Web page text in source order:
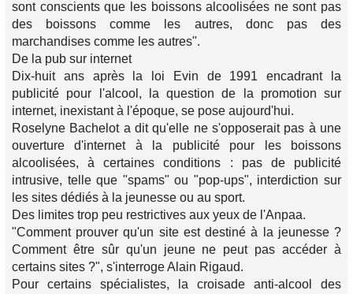
sont conscients que les boissons alcoolisées ne sont pas
des boissons comme les autres, donc pas des
marchandises comme les autres".
De la pub sur internet
Dix-huit ans après la loi Evin de 1991 encadrant la
publicité pour l'alcool, la question de la promotion sur
internet, inexistant à l'époque, se pose aujourd'hui.
Roselyne Bachelot a dit qu'elle ne s'opposerait pas à une
ouverture d'internet à la publicité pour les boissons
alcoolisées, à certaines conditions : pas de publicité
intrusive, telle que "spams" ou "pop-ups", interdiction sur
les sites dédiés à la jeunesse ou au sport.
Des limites trop peu restrictives aux yeux de l'Anpaa.
"Comment prouver qu'un site est destiné à la jeunesse ?
Comment être sûr qu'un jeune ne peut pas accéder à
certains sites ?", s'interroge Alain Rigaud.
Pour certains spécialistes, la croisade anti-alcool des